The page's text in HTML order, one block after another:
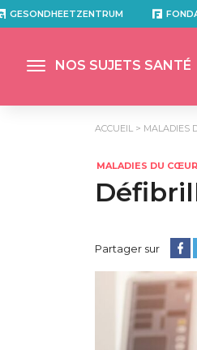
GESONDHEETZENTRUM
NOS SUJETS SANTÉ
ACCUEIL MALADIES
MALADIES DU CŒUR
Partager sur